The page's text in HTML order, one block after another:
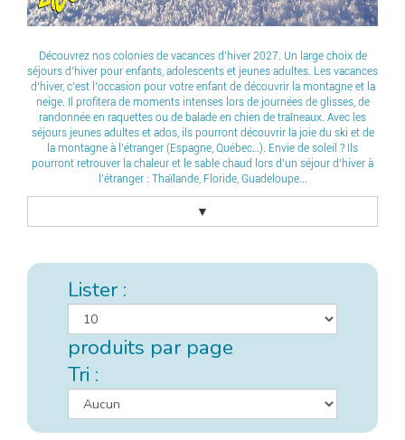
Découvrez nos colonies de vacances d’hiver 2027. Un large choix de
séjours d’hiver pour enfants, adolescents et jeunes adultes. Les vacances
d’hiver, c’est l’occasion pour votre enfant de découvrir la montagne et la
neige. Il profitera de moments intenses lors de journées de glisses, de
randonnée en raquettes ou de balade en chien de traîneaux. Avec les
séjours jeunes adultes et ados, ils pourront découvrir la joie du ski et de
la montagne à l’étranger (Espagne, Québec…). Envie de soleil ? Ils
pourront retrouver la chaleur et le sable chaud lors d’un séjour d’hiver à
l’étranger : Thaïlande, Floride, Guadeloupe...
▼
Lister :
produits par page
Tri :